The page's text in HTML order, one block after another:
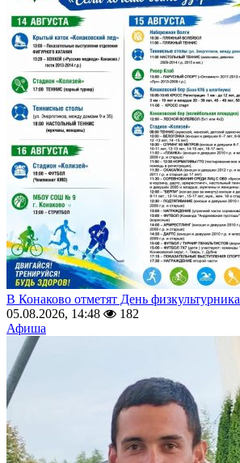
В Конаково отметят День физкультурника
05.08.2026, 14:48
182
Афиша